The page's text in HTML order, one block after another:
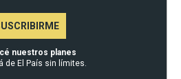
nuestros planes
de El País sin límites.